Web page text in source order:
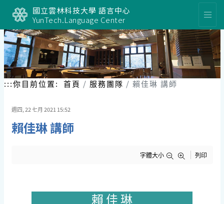
要
內
容
區
塊
國立雲林科技大學 語言中心
YunTech.Language Center
:::你目前位置: 首頁 服務團隊 賴佳琳 講師
週四, 22 七月 2021 15:52
賴佳琳 講師
字體大小 列印
賴 佳 琳